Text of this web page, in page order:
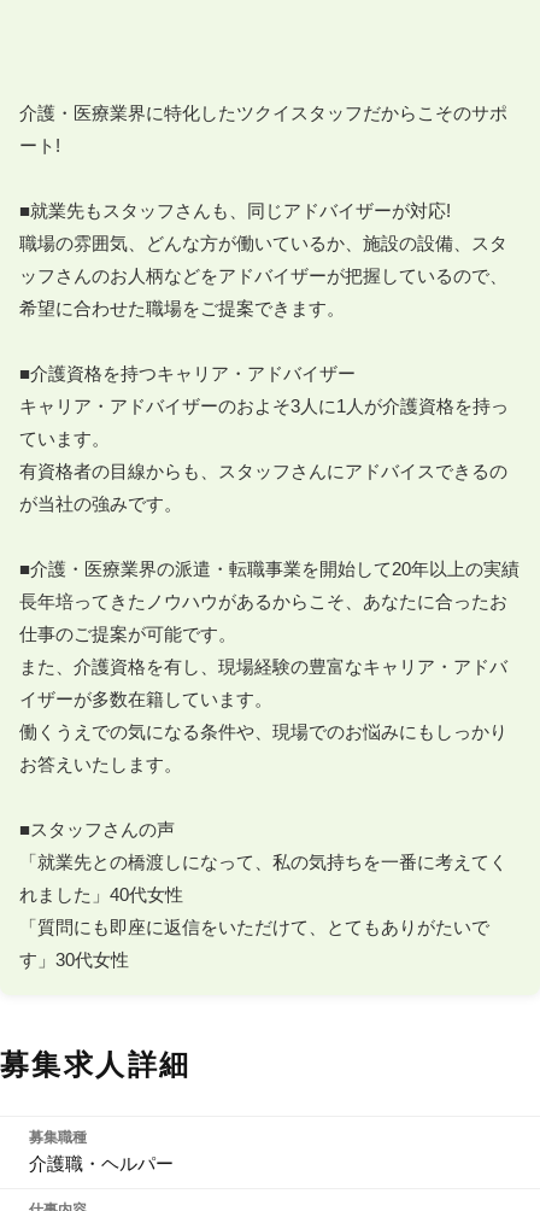
介護・医療業界に特化したツクイスタッフだからこそのサポ
ート!
■就業先もスタッフさんも、同じアドバイザーが対応!
職場の雰囲気、どんな方が働いているか、施設の設備、スタ
ッフさんのお人柄などをアドバイザーが把握しているので、
希望に合わせた職場をご提案できます。
■介護資格を持つキャリア・アドバイザー
キャリア・アドバイザーのおよそ3人に1人が介護資格を持っ
ています。
有資格者の目線からも、スタッフさんにアドバイスできるの
が当社の強みです。
■介護・医療業界の派遣・転職事業を開始して20年以上の実績
長年培ってきたノウハウがあるからこそ、あなたに合ったお
仕事のご提案が可能です。
また、介護資格を有し、現場経験の豊富なキャリア・アドバ
イザーが多数在籍しています。
働くうえでの気になる条件や、現場でのお悩みにもしっかり
お答えいたします。
■スタッフさんの声
「就業先との橋渡しになって、私の気持ちを一番に考えてく
れました」40代女性
「質問にも即座に返信をいただけて、とてもありがたいで
す」30代女性
募集求人詳細
募集職種
介護職・ヘルパー